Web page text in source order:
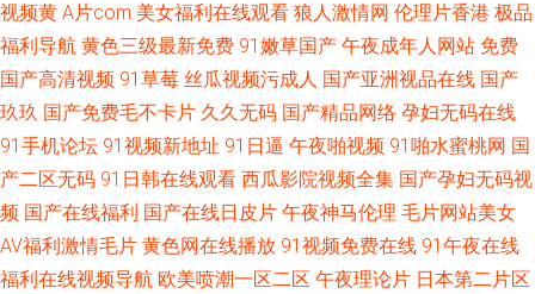
视频黄 A片com 美女福利在线观看 狼人激情网 伦理片香港 极品
福利导航 黄色三级最新免费 91嫩草国产 午夜成年人网站 免费
国产高清视频 91草莓 丝瓜视频污成人 国产亚洲视品在线 国产
玖玖 国产免费毛不卡片 久久无码 国产精品网络 孕妇无码在线
91手机论坛 91视频新地址 91日逼 午夜啪视频 91啪水蜜桃网 国
产二区无码 91日韩在线观看 西瓜影院视频全集 国产孕妇无码视
频 国产在线福利 国产在线日皮片 午夜神马伦理 毛片网站美女
AV福利激情毛片 黄色网在线播放 91视频免费在线 91午夜在线
福利在线视频导航 欧美喷潮一区二区 午夜理论片 日本第二片区